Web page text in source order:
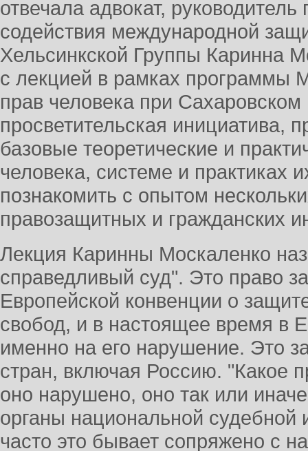
отвечала адвокат,
содействия международной
Хельсинкской Группы Каринна
с лекцией в рамках программы
прав человека при
просветительская инициатива,
базовые теоретические и
человека, системе и практиках
познакомить с опытом
правозащитных и гражданских
Лекция Каринны Москаленко
справедливый суд". Это право
Европейской конвенции о
свобод, и в настоящее время в
именно на его нарушение. Это
стран, включая Россию. "Какое
оно нарушено, оно так или
органы национальной судебной
часто это бывает сопряжено с